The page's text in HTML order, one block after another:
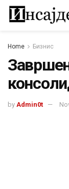
Home Бизнис
by Admin0t